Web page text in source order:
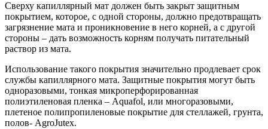
Сверху капиллярный мат должен быть закрыт защитным
покрытием, которое, с одной стороны, должно предотвращать
загрязнение мата и проникновение в него корней, а с другой
стороны – дать возможность корням получать питательный
раствор из мата.
Использование такого покрытия значительно продлевает срок
службы капиллярного мата. Защитные покрытия могут быть
одноразовыми, тонкая микроперфорированная
полиэтиленовая пленка – Aquafol, или многоразовыми,
плетеное полипропиленовые покрытие для стеллажей, грунта,
полов- AgroJutex.